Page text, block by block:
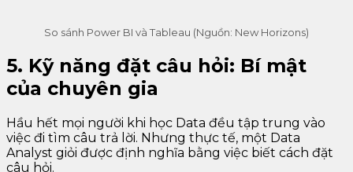
So sánh Power BI và Tableau (Nguồn: New Horizons)
5. Kỹ năng đặt câu hỏi: Bí mật
của chuyên gia
Hầu hết mọi người khi học Data đều tập trung vào
việc đi tìm câu trả lời. Nhưng thực tế, một Data
Analyst giỏi được định nghĩa bằng việc biết cách đặt
câu hỏi.